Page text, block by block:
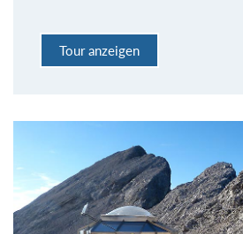
Tour anzeigen